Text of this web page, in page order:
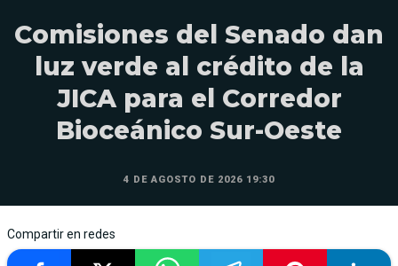
Comisiones del Senado dan
luz verde al crédito de la
JICA para el Corredor
Bioceánico Sur-Oeste
4 DE AGOSTO DE 2026 19:30
Compartir en redes